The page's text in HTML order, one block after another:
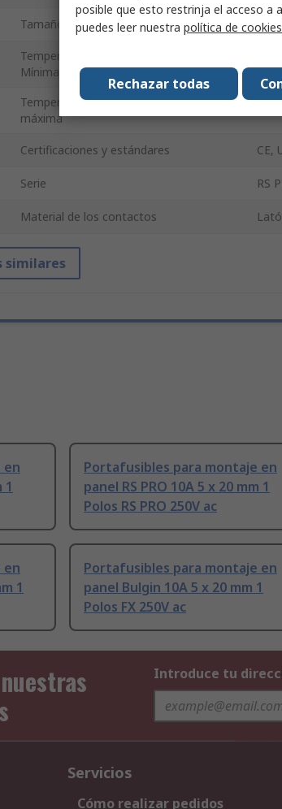
Tamaño de fusibles compatibles 5 x
Temperatura de Funcionamiento
Mínima
30°C
Temperatura de funcionamiento
máxima
Certificaciones y estándares CE,
Serie RS
Material de los contactos
similares
en
1
Portafusibles para montaje en
panel RS PRO 10A 5 x 20 mm 1
Polos RS PRO 250V ac
en
1
Portafusibles para montaje en
panel Bulgin 10A 5 x 20 mm 1
Polos FX 250V ac
Introduce tu
Servicios
Cómo realizar pedidos
posible que esto restrinja el acceso a
puedes leer nuestra política de cookies
Rechazar todas